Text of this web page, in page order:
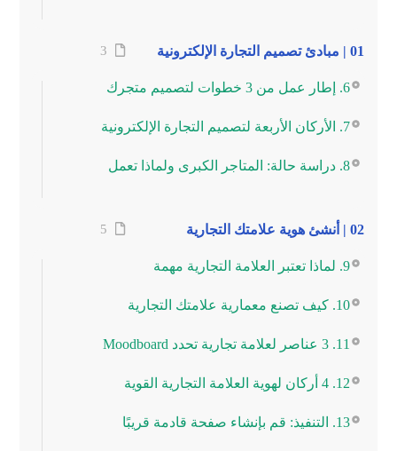
01 | مبادئ تصميم التجارة الإلكترونية 3
6. إطار عمل من 3 خطوات لتصميم متجرك
7. الأركان الأربعة لتصميم التجارة الإلكترونية
8. دراسة حالة: المتاجر الكبرى ولماذا تعمل
02 | أنشئ هوية علامتك التجارية 5
9. لماذا تعتبر العلامة التجارية مهمة
10. كيف تصنع معمارية علامتك التجارية
11. 3 عناصر لعلامة تجارية تحدد Moodboard
12. 4 أركان لهوية العلامة التجارية القوية
13. التنفيذ: قم بإنشاء صفحة قادمة قريبًا